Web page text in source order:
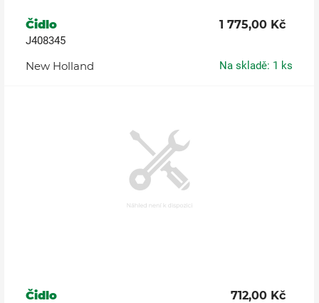
Čidlo 1 775,00 Kč
J408345
New Holland Na skladě: 1 ks
Čidlo 712,00 Kč